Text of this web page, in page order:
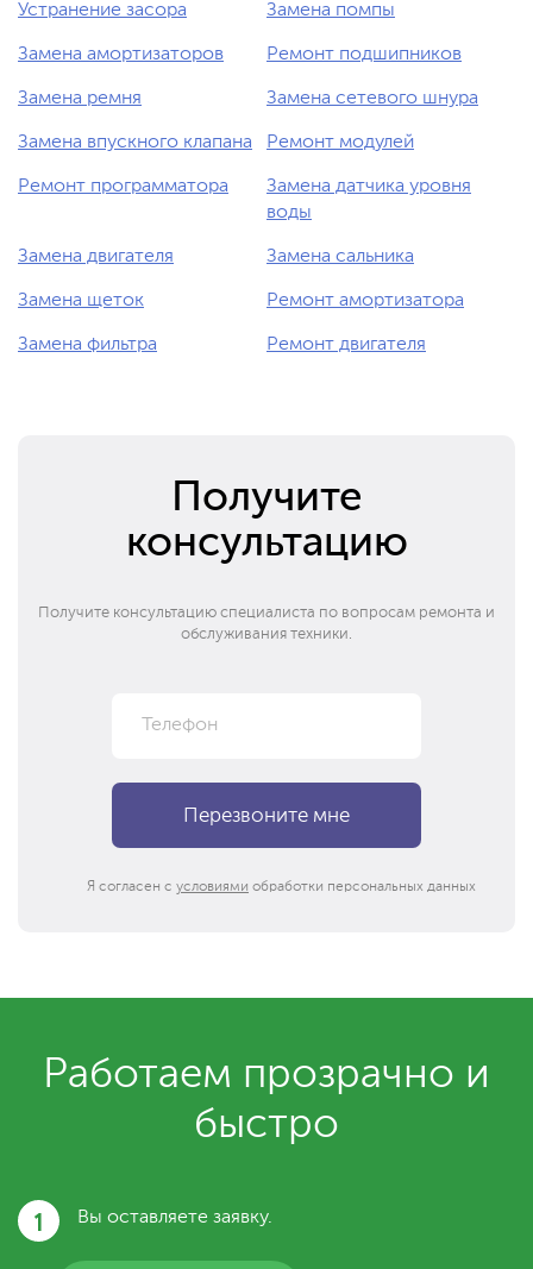
Устранение засора Замена помпы
Замена амортизаторов Ремонт подшипников
Замена ремня Замена сетевого шнура
Замена впускного клапана Ремонт модулей
Ремонт программатора
Замена датчика уровня
воды
Замена двигателя Замена сальника
Замена щеток Ремонт амортизатора
Замена фильтра Ремонт двигателя
Получите
консультацию
Получите консультацию специалиста по вопросам ремонта и
обслуживания техники.
Я согласен с условиями обработки персональных данных
Работаем прозрачно и
быстро
1 Вы оставляете заявку.